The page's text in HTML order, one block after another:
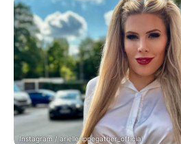
Instagram / ariellerippegather_official